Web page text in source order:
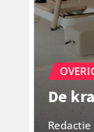
OVERIGE
De